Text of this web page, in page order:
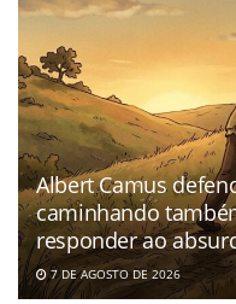
Albert Camus
caminhando
responder ao
7 DE AGOSTO DE 2026